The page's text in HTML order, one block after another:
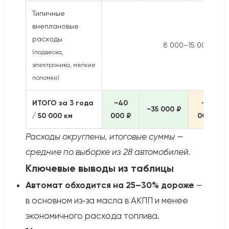
Типичные
внеплановые
расходы
(подвеска,
электроника, мелкие
поломки)
8 000–15 000 ₽
ИТОГО за 3 года
/ 50 000 км
~40
000 ₽
~35 000 ₽
~50
000 ₽
Расходы округлены, итоговые суммы —
средние по выборке из 28 автомобилей.
Ключевые выводы из таблицы
Автомат обходится на 25–30% дороже —
в основном из‑за масла в АКПП и менее
экономичного расхода топлива.